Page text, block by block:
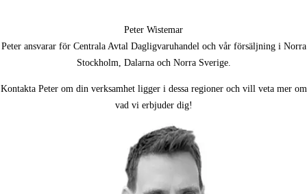
Peter Wistemar
Peter ansvarar förCentrala Avtal Dagligvaruhandel och vår försäljning i Norra
Stockholm, Dalarna och Norra Sverige.
Kontakta Peter om din verksamhet ligger i dessa regioner och vill veta mer om
vad vi erbjuder dig!